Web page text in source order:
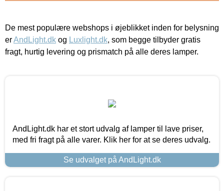
De mest populære webshops i øjeblikket inden for belysning
erAndLight.dk og Luxlight.dk, som begge tilbyder gratis
fragt, hurtig levering og prismatch på alle deres lamper.
AndLight.dk har et stort udvalg af lamper til lave priser,
med fri fragt på alle varer. Klik her for at se deres udvalg.
Se udvalget på AndLight.dk